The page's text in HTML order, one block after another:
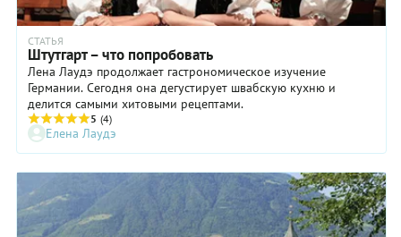
СТАТЬЯ
Штутгарт – что попробовать
Лена Лаудэ продолжает гастрономическое изучение
Германии. Сегодня она дегустирует швабскую кухню и
делится самыми хитовыми рецептами.
5 (4)
Елена Лаудэ